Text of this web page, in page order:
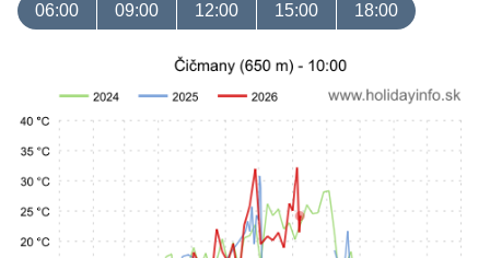
06:00 09:00 12:00 15:00 18:00